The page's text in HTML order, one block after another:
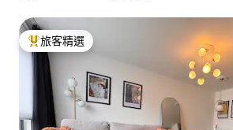
旅客精選榜首
旅客精選